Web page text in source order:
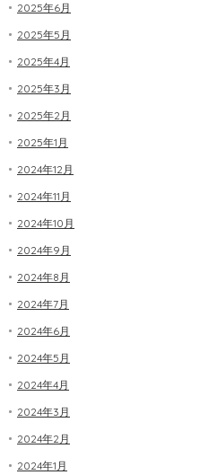
2025年6月
2025年5月
2025年4月
2025年3月
2025年2月
2025年1月
2024年12月
2024年11月
2024年10月
2024年9月
2024年8月
2024年7月
2024年6月
2024年5月
2024年4月
2024年3月
2024年2月
2024年1月